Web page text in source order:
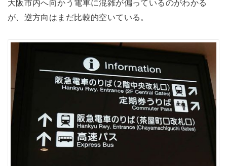
大阪市内へ向かう電車に混雑が偏っているのがわかる
が、逆方向はまだ比較的空いている。